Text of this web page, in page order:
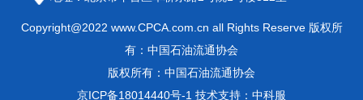
Copyright@2022 www.CPCA.com.cn all Rights Reserve 版权所
有：中国石油流通协会
版权所有：中国石油流通协会
京ICP备18014440号-1 技术支持：中科服